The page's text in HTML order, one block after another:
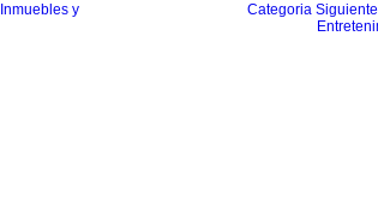
y
Categoria